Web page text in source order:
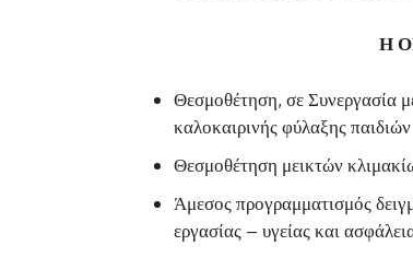
Η
Θεσμοθέτηση, σε Συνεργασία
καλοκαιρινής φύλαξης παιδιών
Θεσμοθέτηση μεικτών
Άμεσος προγραμματισμός
εργασίας – υγείας και